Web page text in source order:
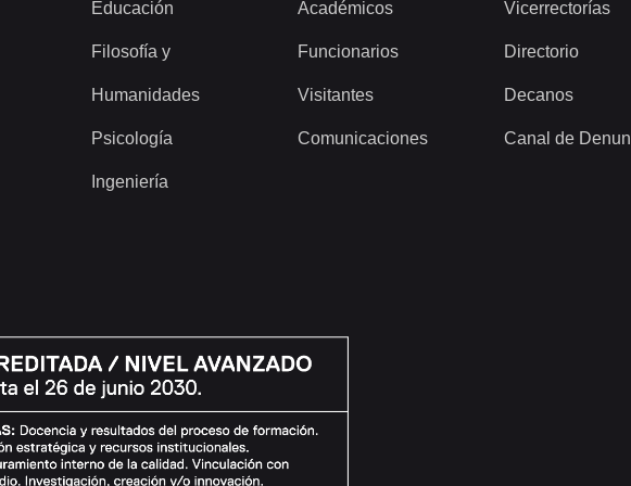
Educación
Filosofía y
Humanidades
Psicología
Ingeniería
Académicos
Funcionarios
Visitantes
Comunicaciones
Vicerrectorías
Directorio
Decanos
Canal de